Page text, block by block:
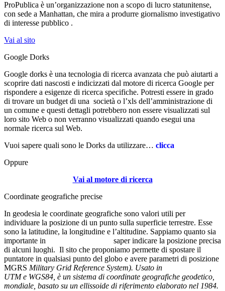
ProPublica è un’organizzazione non a scopo di lucro statunitense,
con sede a Manhattan, che mira a produrre giornalismo investigativo
di interesse pubblico .
Vai al sito
Google Dorks
Google dorks è una tecnologia di ricerca avanzata che può aiutarti a
scoprire dati nascosti e indicizzati dal motore di ricerca Google per
rispondere a esigenze di ricerca specifiche. Potresti essere in grado
di trovare un budget di una società o l’xls dell’amministrazione di
un comune e questi dettagli potrebbero non essere visualizzati sul
loro sito Web o non verranno visualizzati quando esegui una
normale ricerca sul Web.
Vuoi sapere quali sono le Dorks da utilizzare… clicca
Oppure
Vai al motore di ricerca
Coordinate geografiche precise
In geodesia le coordinate geografiche sono valori utili per
individuare la posizione di un punto sulla superficie terrestre. Esse
sono la latitudine, la longitudine e l’altitudine. Sappiamo quanto sia
importante in
saper indicare la posizione precisa
di alcuni luoghi. Il sito che proponiamo permette di spostare il
puntatore in qualsiasi punto del globo e avere parametri di posizione
MGRS Military Grid Reference System). Usato in
UTM e WGS84, è un sistema di coordinate geografiche geodetico,
mondiale, basato su un ellissoide di riferimento elaborato nel 1984.